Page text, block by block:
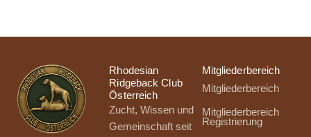
Rhodesian
Ridgeback Club
Österreich
Zucht, Wissen und
Gemeinschaft seit
Mitgliederbereich
Mitgliederbereich
Mitgliederbereich
Registrierung